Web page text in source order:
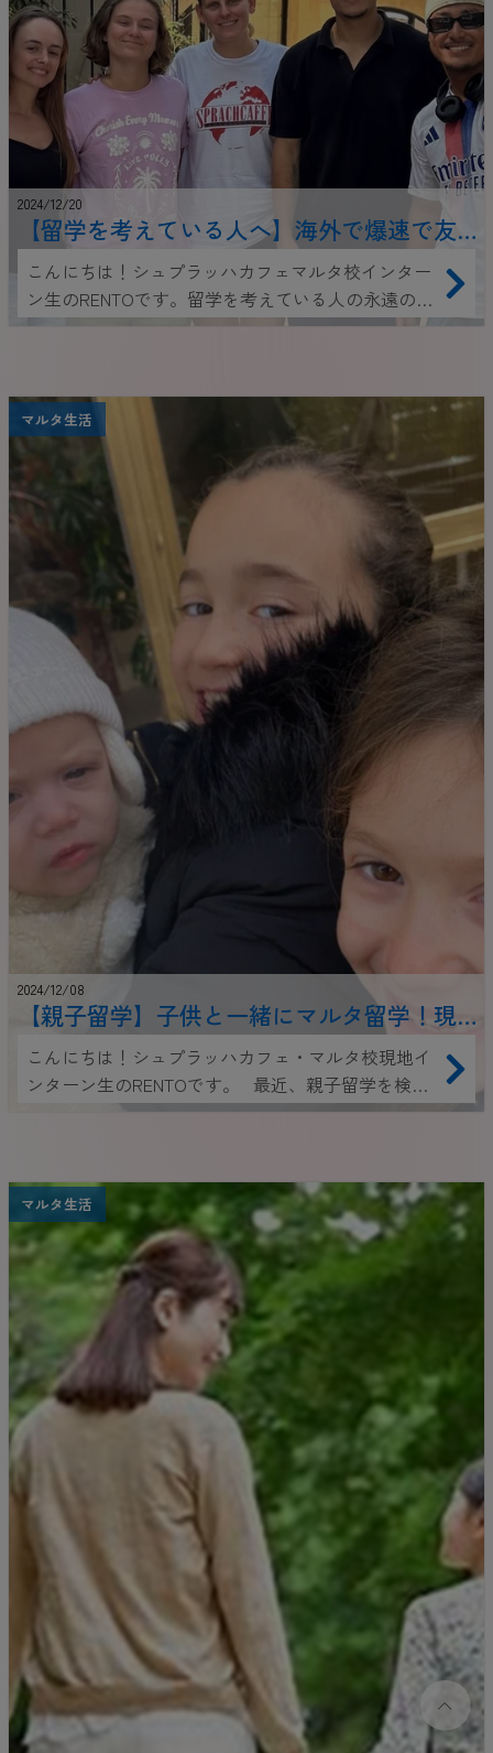
2024/12/20
【留学を考えている人へ】海外で爆速で友
達を作る4つのメソッド
こんにちは！シュプラッハカフェマルタ校インター
ン生のRENTOです。留学を考えている人の永遠の悩
みは、「留学先で友達ができるのか」「英語力が充
ら、留学中の方で悩んでる方もいるかも。 私自
身、留学した際の英語力はA1（初級）でしたが、こ
れから紹介する4つのメソッドを意識して留学生活
を送った結果、世界中に信頼し合える友達を作るこ
とが出来ました！ このブログを読んで、少しでも
留学前の不安を取り除き、留学中にたくさんの友達
を作って充実した生活を送ってくれると嬉しいで
す！
マルタ生活
2024/12/08
【親子留学】子供と一緒にマルタ留学！現
地で見つけた、ベビーシッターサービス事
情
こんにちは！シュプラッハカフェ・マルタ校現地イ
ンターン生のRENTOです。 最近、親子留学を検討
される方が増えています。そんな方々からよくいた
用できるベビーシッターサービス【Call a Nanny】を
ご紹介します！このサービスなら、英語でのコミュ
ニケーションに不安があっても、安心してお子様を
預けることができますよ。
マルタ生活